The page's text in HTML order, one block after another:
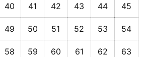
40 41 42 43 44 45
49 50 51 52 53 54
58 59 60 61 62 63